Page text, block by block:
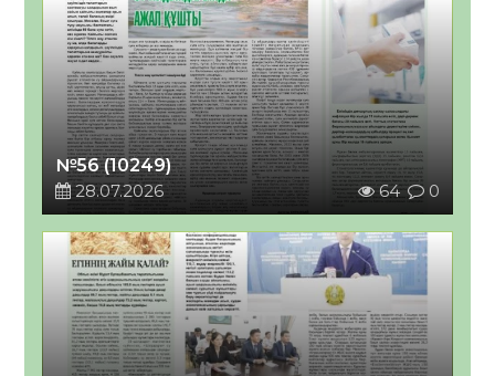
№56 (10249)
28.07.2026
64 0